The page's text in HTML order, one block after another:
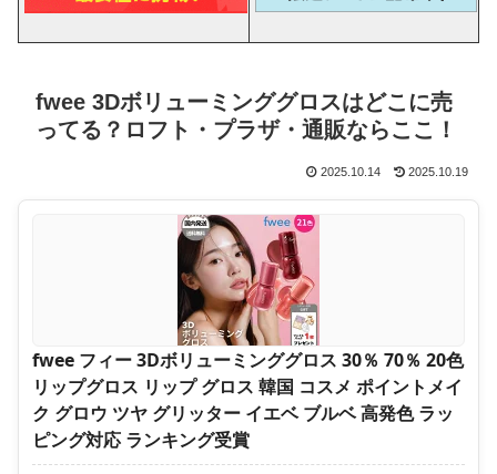
fwee 3Dボリューミンググロスはどこに売
ってる？ロフト・プラザ・通販ならここ！
2025.10.14 2025.10.19
fwee フィー 3Dボリューミンググロス 30％ 70％ 20色
リップグロス リップ グロス 韓国 コスメ ポイントメイ
ク グロウ ツヤ グリッター イエベ ブルベ 高発色 ラッ
ピング対応 ランキング受賞